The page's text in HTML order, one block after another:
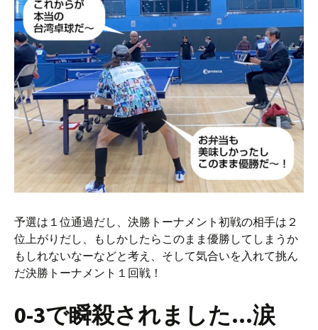
予選は１位通過だし、決勝トーナメント初戦の相手は２
位上がりだし、もしかしたらこのまま優勝してしまうか
もしれないなーなどと考え、そして気合いを入れて挑ん
だ決勝トーナメント１回戦！
0-3で瞬殺されました…涙